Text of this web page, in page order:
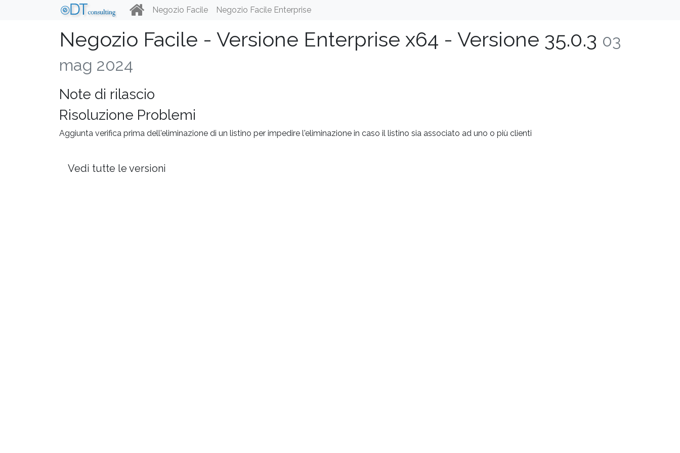
Negozio Facile Negozio Facile Enterprise
Negozio Facile - Versione Enterprise x64 - Versione 35.0.3 03
mag 2024
Note di rilascio
Risoluzione Problemi
Aggiunta verifica prima dell'eliminazione di un listino per impedire l'eliminazione in caso il listino sia associato ad uno o più clienti
Vedi tutte le versioni